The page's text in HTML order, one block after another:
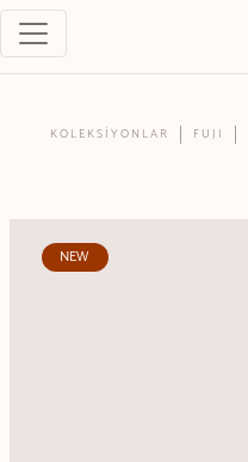
KOLEKSİYONLAR FUJI
NEW